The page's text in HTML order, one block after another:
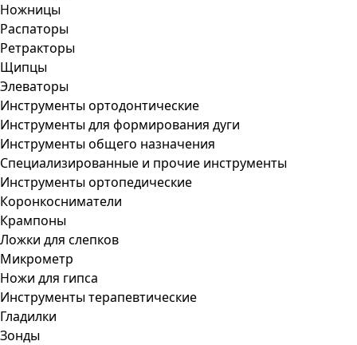
Ножницы
Распаторы
Ретракторы
Щипцы
Элеваторы
Инструменты ортодонтические
Инструменты для формирования дуги
Инструменты общего назначения
Специализированные и прочие инструменты
Инструменты ортопедические
Коронкосниматели
Крампоны
Ложки для слепков
Микрометр
Ножи для гипса
Инструменты терапевтические
Гладилки
Зонды